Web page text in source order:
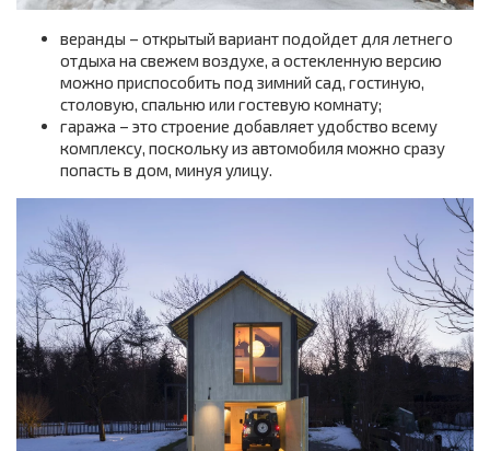
веранды – открытый вариант подойдет для летнего
отдыха на свежем воздухе, а остекленную версию
можно приспособить под зимний сад, гостиную,
столовую, спальню или гостевую комнату;
гаража – это строение добавляет удобство всему
комплексу, поскольку из автомобиля можно сразу
попасть в дом, минуя улицу.